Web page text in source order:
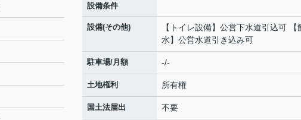
設備条件
設備(その他)
【トイレ設備】公営下水道引込可 【
水】公営水道引き込み可
駐車場/月額 -/-
土地権利 所有権
国土法届出 不要